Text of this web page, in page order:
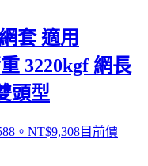
套 適用
3220kgf 網長
頭型
。 NT$9,308目前價